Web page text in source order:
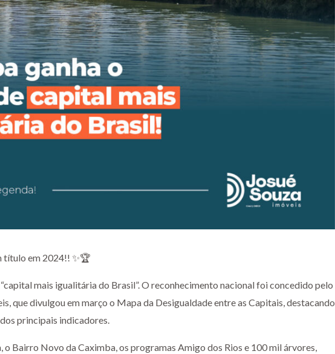
título em 2024!! ✨🏆
mais igualitária do Brasil”. O reconhecimento nacional foi concedido pelo
que divulgou em março o Mapa da Desigualdade entre as Capitais, destacando
principais indicadores.
o Bairro Novo da Caximba, os programas Amigo dos Rios e 100 mil árvores,